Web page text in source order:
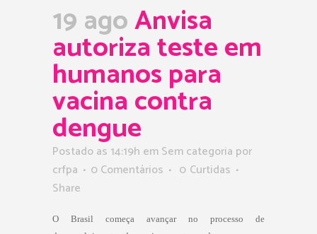
19 agoAnvisa
autoriza teste em
humanos para
vacina contra
dengue
Postado as 14:19h em Sem categoria por
crfpa
0 Comentários 0 Curtidas
Share
O Brasil começa avançar no processo de